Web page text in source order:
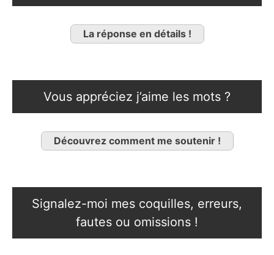
La réponse en détails !
Vous appréciez j’aime les mots ?
Découvrez comment me soutenir !
Signalez-moi mes coquilles, erreurs,
fautes ou omissions !